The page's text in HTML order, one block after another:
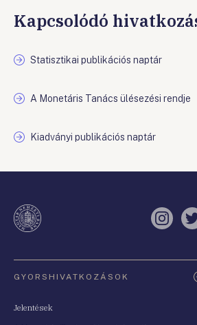
Kapcsolódó
Statisztikai publikációs naptár
A Monetáris Tanács ülésezési rendje
Kiadványi publikációs naptár
GYORSHIVATKOZÁSOK
Jelentések